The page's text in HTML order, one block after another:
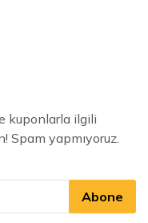
kuponlarla ilgili
Spam yapmıyoruz.
Abone